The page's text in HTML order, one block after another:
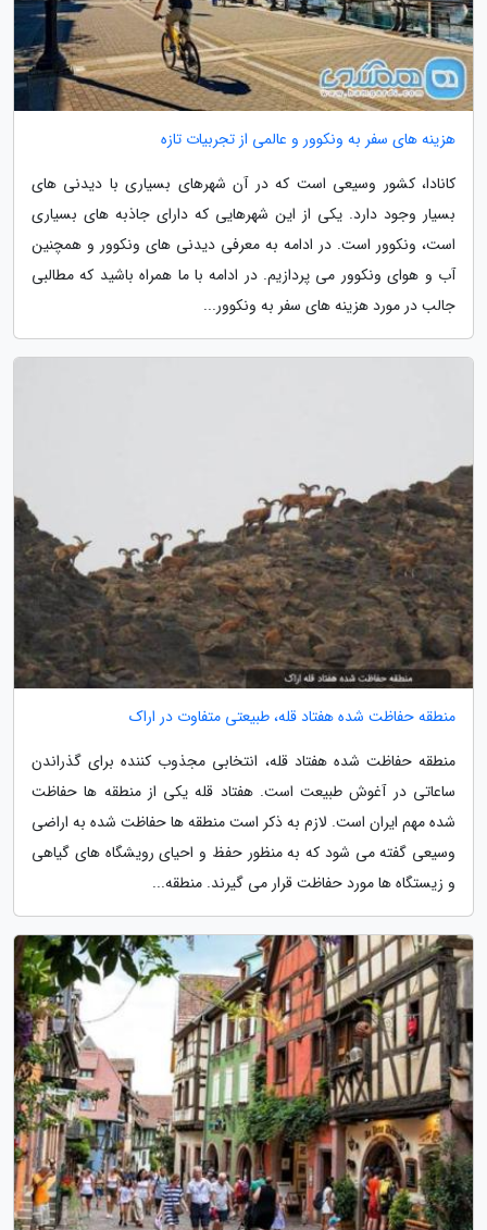
هزینه های سفر به ونکوور و عالمی از تجربیات تازه
کانادا، کشور وسیعی است که در آن شهرهای بسیاری با دیدنی های
بسیار وجود دارد. یکی از این شهرهایی که دارای جاذبه های بسیاری
است، ونکوور است. در ادامه به معرفی دیدنی های ونکوور و همچنین
آب و هوای ونکوور می پردازیم. در ادامه با ما همراه باشید که مطالبی
جالب در مورد هزینه های سفر به ونکوور...
منطقه حفاظت شده هفتاد قله، طبیعتی متفاوت در اراک
منطقه حفاظت شده هفتاد قله، انتخابی مجذوب کننده برای گذراندن
ساعاتی در آغوش طبیعت است. هفتاد قله یکی از منطقه ها حفاظت
شده مهم ایران است. لازم به ذکر است منطقه ها حفاظت شده به اراضی
وسیعی گفته می شود که به منظور حفظ و احیای رویشگاه های گیاهی
و زیستگاه ها مورد حفاظت قرار می گیرند. منطقه...